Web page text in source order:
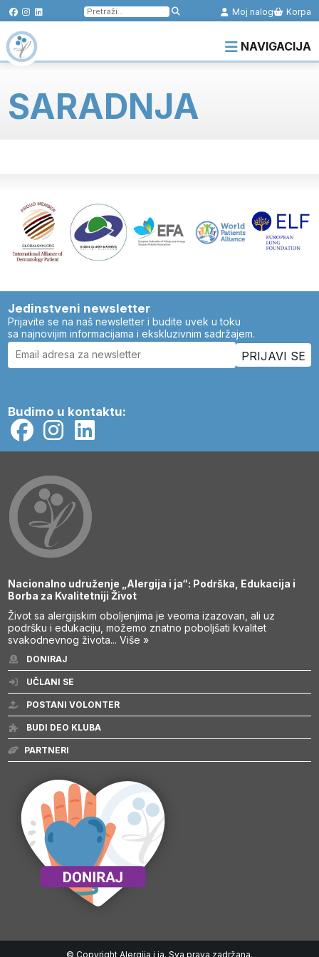
Pretraga
za:
Moj nalog Korpa
NAVIGACIJA
SARADNJA
Jedinstveni newsletter
Prijavite se na naš newsletter i budite uvek u toku
sa najnovijim informacijama i ekskluzivnim sadržajem.
Budimo u kontaktu:
Nacionalno udruženje „Alergija i ja“: Podrška, Edukacija i
Borba za Kvalitetniji Život
Život sa alergijskim oboljenjima je veoma izazovan, ali uz
podršku i edukaciju, možemo znatno poboljšati kvalitet
svakodnevnog života...Više »
DONIRAJ
UČLANI SE
POSTANI VOLONTER
BUDI DEO KLUBA
PARTNERI
© Copyright Alergija i ja. Sva prava zadržana.